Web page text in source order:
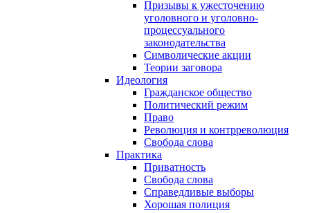
Призывы к ужесточению
уголовного и уголовно-
процессуального
законодательства
Символические акции
Теории заговора
Идеология
Гражданское общество
Политический режим
Право
Революция и контрреволюция
Свобода слова
Практика
Приватность
Свобода слова
Справедливые выборы
Хорошая полиция